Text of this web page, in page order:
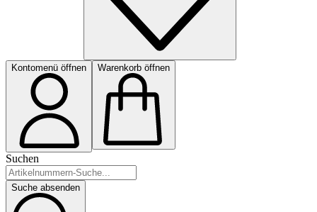
Kontomenü öffnen Warenkorb öffnen
Suchen
Suche absenden